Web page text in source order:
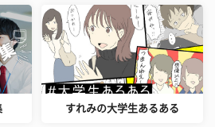
すれみの大学生あるある